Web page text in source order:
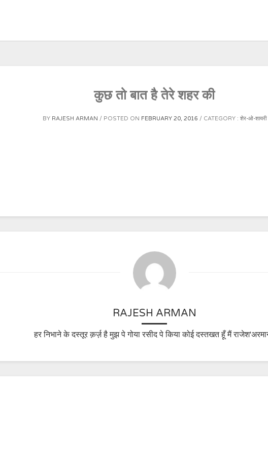
कुछ तो बात है तेरे शहर की
BY RAJESH ARMAN POSTED ON FEBRUARY 20, 2016 CATEGORY : शेर-ओ-शायरी
RAJESH ARMAN
हर निभाने के दस्तूर क़र्ज़ है मुझ पे गोया रसीद पे किया कोई दस्तखत हूँ मैं